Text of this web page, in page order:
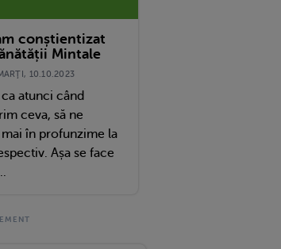
conștientizat
Mintale
10.10.2023
ca atunci când
ceva, să ne
în profunzime la
Așa se face